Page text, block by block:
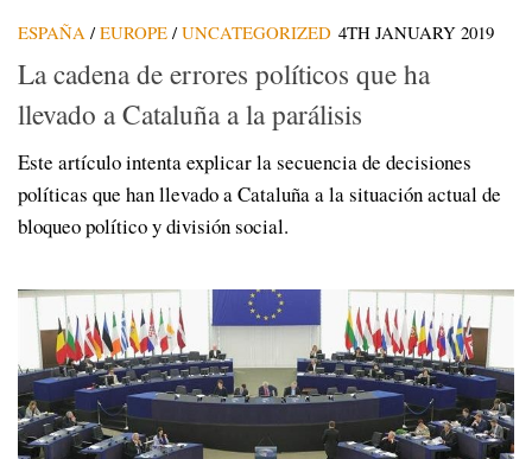
ESPAÑA / EUROPE / UNCATEGORIZED 4TH JANUARY 2019
La cadena de errores políticos que ha
llevado a Cataluña a la parálisis
Este artículo intenta explicar la secuencia de decisiones
políticas que han llevado a Cataluña a la situación actual de
bloqueo político y división social.